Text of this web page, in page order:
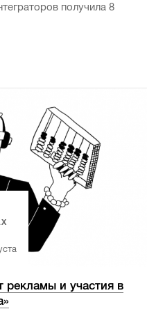
получила 8
рекламы и участия в